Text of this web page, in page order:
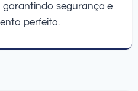
garantindo segurança e
perfeito.